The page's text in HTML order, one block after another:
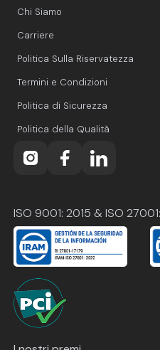
Chi Siamo
Carriere
Politica Sulla Riservatezza
Termini e Condizioni
Politica di Sicurezza
Politica della Qualità
ISO 9001: 2015 & ISO